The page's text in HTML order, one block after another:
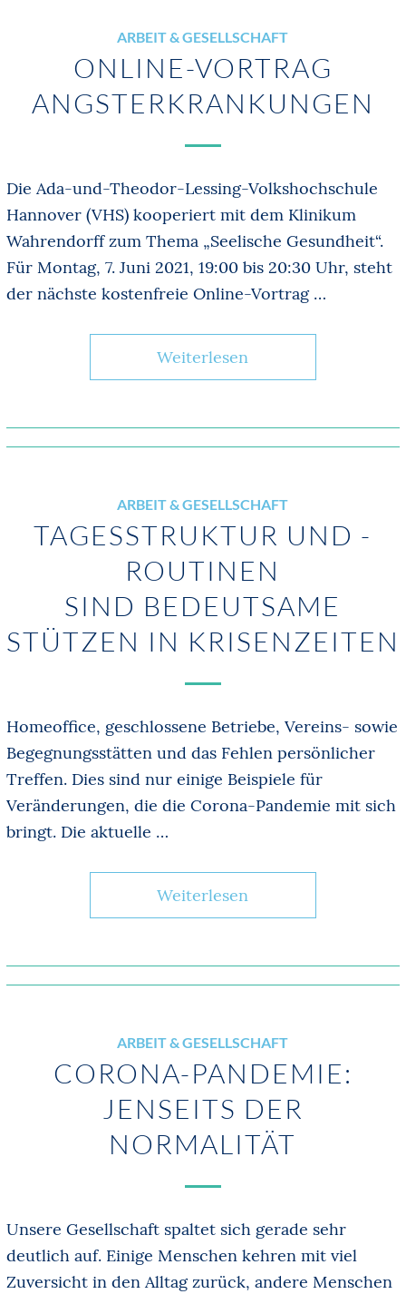
ARBEIT & GESELLSCHAFT
ONLINE-VORTRAG
ANGSTERKRANKUNGEN
Die Ada-und-Theodor-Lessing-Volkshochschule
Hannover (VHS) kooperiert mit dem Klinikum
Wahrendorff zum Thema „Seelische Gesundheit“.
Für Montag, 7. Juni 2021, 19:00 bis 20:30 Uhr, steht
der nächste kostenfreie Online-Vortrag …
Weiterlesen
ARBEIT & GESELLSCHAFT
TAGESSTRUKTUR UND -
ROUTINEN
SIND BEDEUTSAME
STÜTZEN IN KRISENZEITEN
Homeoffice, geschlossene Betriebe, Vereins- sowie
Begegnungsstätten und das Fehlen persönlicher
Treffen. Dies sind nur einige Beispiele für
Veränderungen, die die Corona-Pandemie mit sich
bringt. Die aktuelle …
Weiterlesen
ARBEIT & GESELLSCHAFT
CORONA-PANDEMIE:
JENSEITS DER
NORMALITÄT
Unsere Gesellschaft spaltet sich gerade sehr
deutlich auf. Einige Menschen kehren mit viel
Zuversicht in den Alltag zurück, andere Menschen